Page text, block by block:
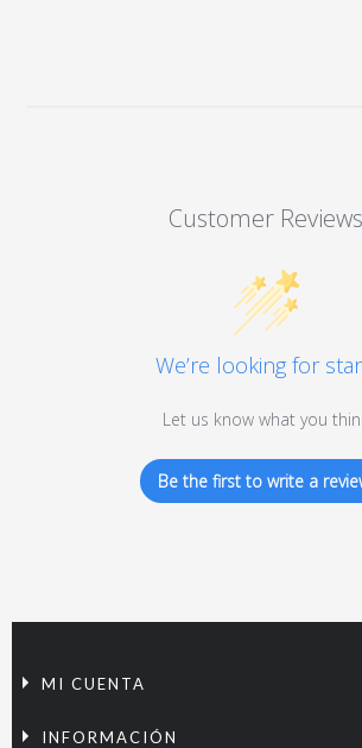
Customer Reviews
We’re looking for
Let us know what you
Be the first to write a
MI CUENTA
INFORMACIÓN